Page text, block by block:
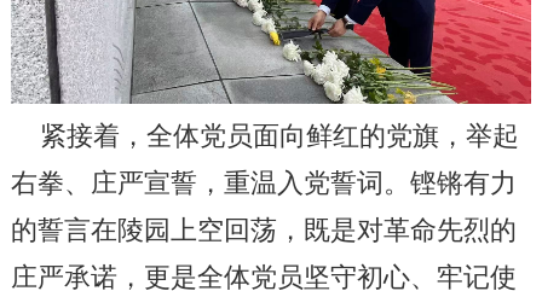
紧接着，全体党员面向鲜红的党旗，举起
右拳、庄严宣誓，重温入党誓词。铿锵有力
的誓言在陵园上空回荡，既是对革命先烈的
庄严承诺，更是全体党员坚守初心、牢记使